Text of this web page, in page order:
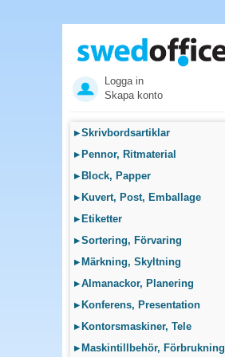
Logga in
Skapa konto
▸Skrivbordsartiklar
▸ Pennor, Ritmaterial
▸ Block, Papper
▸ Kuvert, Post, Emballage
▸ Etiketter
▸Sortering, Förvaring
▸ Märkning, Skyltning
▸Almanackor, Planering
▸ Konferens, Presentation
▸ Kontorsmaskiner, Tele
▸ Maskintillbehör, Förbrukning